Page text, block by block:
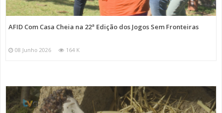
AFID Com Casa Cheia na 22ª Edição dos Jogos Sem Fronteiras
08 Junho 2026 164 K